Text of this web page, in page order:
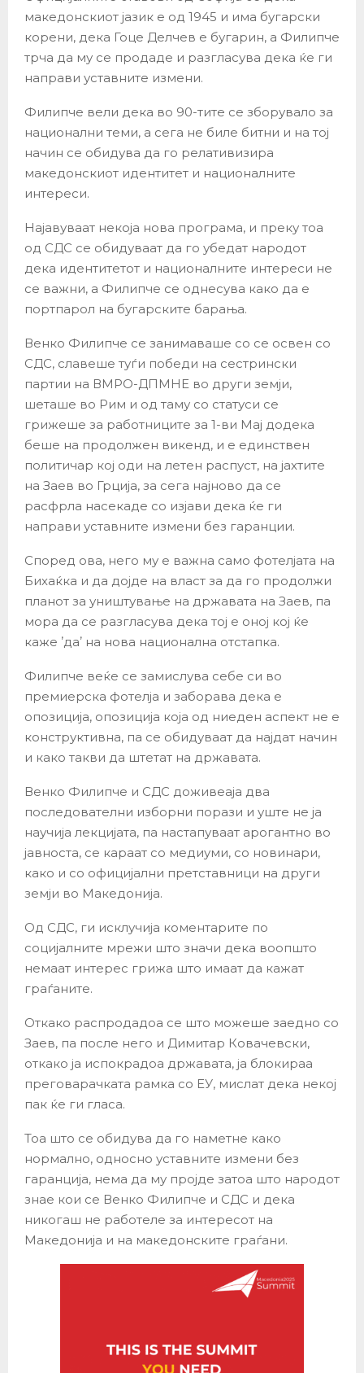
македонскиот јазик е од 1945 и има бугарски
корени, дека Гоце Делчев е бугарин, а Филипче
трча да му се продаде и разгласува дека ќе ги
направи уставните измени.
Филипче вели дека во 90-тите се зборувало за
национални теми, а сега не биле битни и на тој
начин се обидува да го релативизира
македонскиот идентитет и националните
интереси.
Најавуваат некоја нова програма, и преку тоа
од СДС се обидуваат да го убедат народот
дека идентитетот и националните интереси не
се важни, а Филипче се однесува како да е
портпарол на бугарските барања.
Венко Филипче се занимаваше со се освен со
СДС, славеше туѓи победи на сестрински
партии на ВМРО-ДПМНЕ во други земји,
шеташе во Рим и од таму со статуси се
грижеше за работниците за 1-ви Мај додека
беше на продолжен викенд, и е единствен
политичар кој оди на летен распуст, на јахтите
на Заев во Грција, за сега најново да се
расфрла насекаде со изјави дека ќе ги
направи уставните измени без гаранции.
Според ова, него му е важна само фотелјата на
Бихаќка и да дојде на власт за да го продолжи
планот за уништување на државата на Заев, па
мора да се разгласува дека тој е оној кој ќе
каже ʼдаʼ на нова национална отстапка.
Филипче веќе се замислува себе си во
премиерска фотелја и заборава дека е
опозиција, опозиција која од ниеден аспект не е
конструктивна, па се обидуваат да најдат начин
и како такви да штетат на државата.
Венко Филипче и СДС доживеаја два
последователни изборни порази и уште не ја
научија лекцијата, па настапуваат арогантно во
јавноста, се караат со медиуми, со новинари,
како и со официјални претставници на други
земји во Македонија.
Од СДС, ги исклучија коментарите по
социјалните мрежи што значи дека воопшто
немаат интерес грижа што имаат да кажат
граѓаните.
Откако распродадоа се што можеше заедно со
Заев, па после него и Димитар Ковачевски,
откако ја испокрадоа државата, ја блокираа
преговарачката рамка со ЕУ, мислат дека некој
пак ќе ги гласа.
Тоа што се обидува да го наметне како
нормално, односно уставните измени без
гаранција, нема да му пројде затоа што народот
знае кои се Венко Филипче и СДС и дека
никогаш не работеле за интересот на
Македонија и на македонските граѓани.